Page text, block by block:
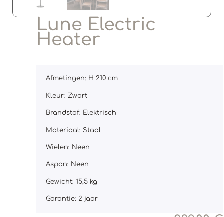
Lune Electric
Heater
Afmetingen: H 210 cm
Kleur: Zwart
Brandstof: Elektrisch
Materiaal: Staal
Wielen: Neen
Aspan: Neen
Gewicht: 15,5 kg
Garantie: 2 jaar